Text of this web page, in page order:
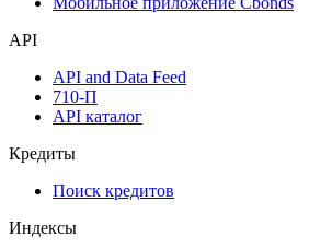
API
API and Data Feed
710-П
API каталог
Кредиты
Поиск кредитов
Индексы